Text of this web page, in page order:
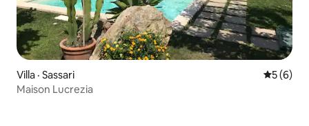
Villa · Sassari Note
5 (6)
Maison Lucrezia